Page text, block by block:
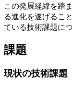
この発展経緯を踏
る進化を遂げるこ
ている技術課題に
課題
現状の技術課題